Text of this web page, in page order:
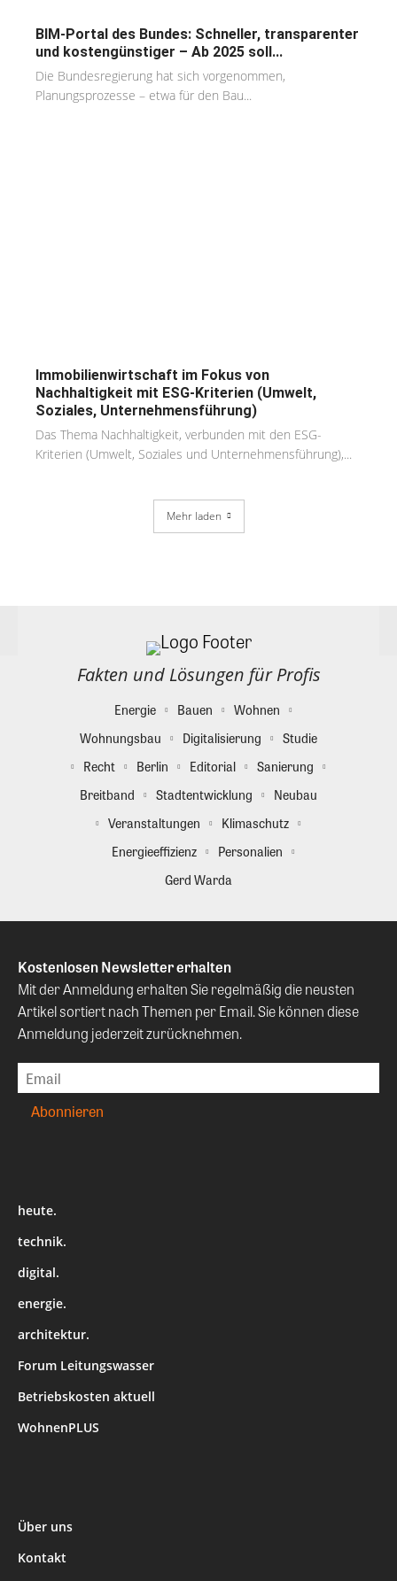
BIM-Portal des Bundes: Schneller, transparenter
und kostengünstiger – Ab 2025 soll...
Die Bundesregierung hat sich vorgenommen,
Planungsprozesse – etwa für den Bau...
Immobilienwirtschaft im Fokus von
Nachhaltigkeit mit ESG-Kriterien (Umwelt,
Soziales, Unternehmensführung)
Das Thema Nachhaltigkeit, verbunden mit den ESG-
Kriterien (Umwelt, Soziales und Unternehmensführung),...
Mehr laden
Fakten und Lösungen für Profis
Energie Bauen
Wohnen
Wohnungsbau
Digitalisierung
Studie
Recht
Berlin Editorial
Sanierung
Breitband
Stadtentwicklung
Neubau
Veranstaltungen
Klimaschutz
Energieeffizienz
Personalien
Gerd Warda
Kostenlosen Newsletter erhalten
Mit der Anmeldung erhalten Sie regelmäßig die neusten
Artikel sortiert nach Themen per Email. Sie können diese
Anmeldung jederzeit zurücknehmen.
heute.
technik.
digital.
energie.
architektur.
Forum Leitungswasser
Betriebskosten aktuell
WohnenPLUS
Über uns
Kontakt